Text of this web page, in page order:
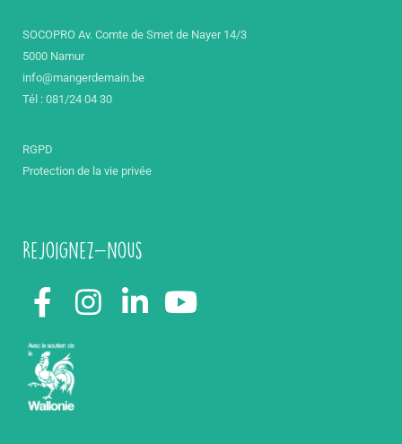
SOCOPRO Av. Comte de Smet de Nayer 14/3
5000 Namur
info@mangerdemain.be
Tél : 081/24 04 30
RGPD
Protection de la vie privée
Rejoignez-nous